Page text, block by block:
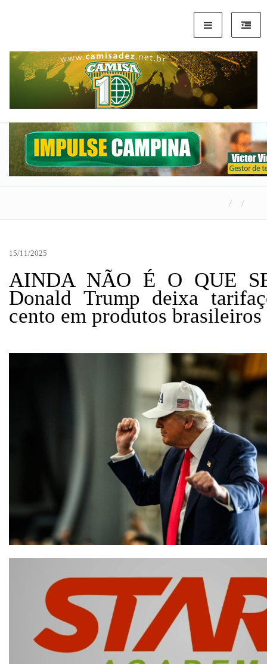
15/11/2025
AINDA NÃO É O QUE
Donald Trump deixa
cento em produtos brasileiros